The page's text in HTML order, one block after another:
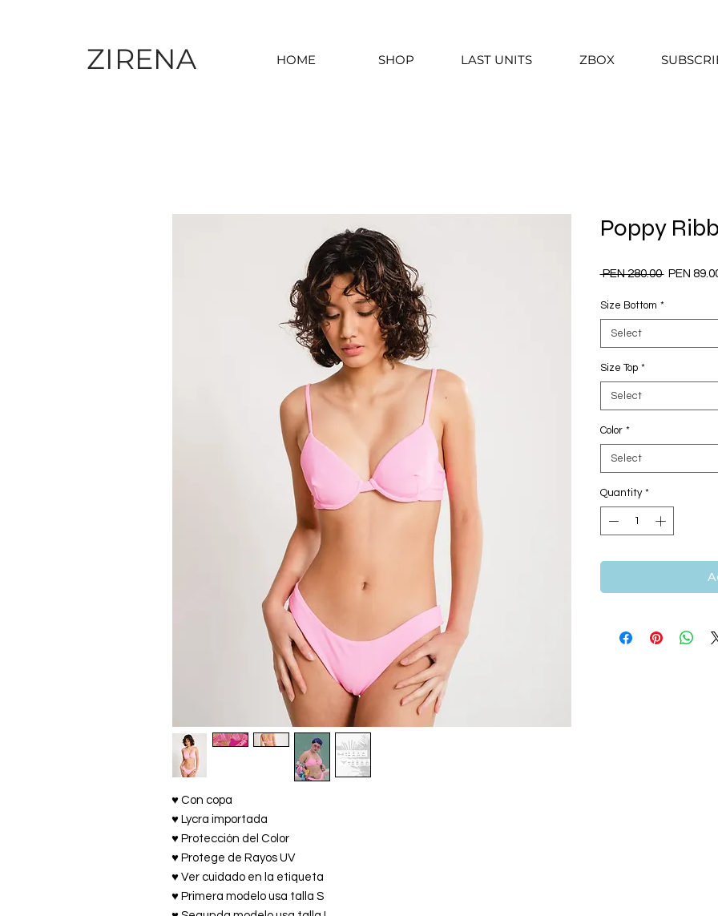
ZIRENA HOME SHOP LAST UNITS ZBOX
♥ Con copa
♥ Lycra importada
♥ Protección del Color
♥ Protege de Rayos UV
♥ Ver cuidado en la etiqueta
♥ Primera modelo usa talla S
Poppy
PEN 280.00 Regular
PEN
Size Bottom *
Select
Size Top *
Select
Color *
Select
Quantity *